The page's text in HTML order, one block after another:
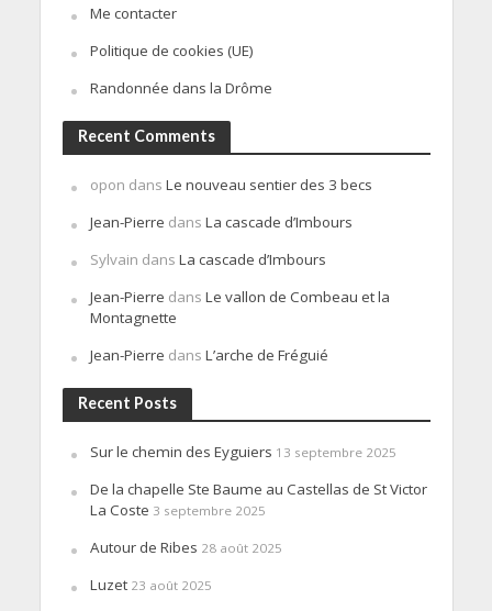
Me contacter
Politique de cookies (UE)
Randonnée dans la Drôme
Recent Comments
opon dans Le nouveau sentier des 3 becs
Jean-Pierre dans La cascade d’Imbours
Sylvain dans La cascade d’Imbours
Jean-Pierre dans Le vallon de Combeau et la
Montagnette
Jean-Pierre dans L’arche de Fréguié
Recent Posts
Sur le chemin des Eyguiers 13 septembre 2025
De la chapelle Ste Baume au Castellas de St Victor
La Coste 3 septembre 2025
Autour de Ribes 28 août 2025
Luzet 23 août 2025